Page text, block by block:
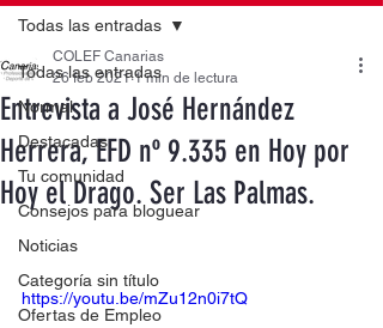
Todas las entradas
Normal
Destacadas
Tu comunidad
Consejos para bloguear
Noticias
Categoría sin título
Ofertas de Empleo
Todas las entradas
Entrevista a José Hernández
Herrera, EFD nº 9.335 en Hoy por
Hoy el Drago. Ser Las Palmas.
COLEF Canarias
26 feb 2021 1 min de lectura
https://youtu.be/mZu12n0i7tQ